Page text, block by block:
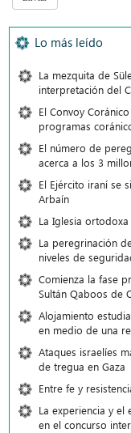
Lo más leído
La mezquita de
interpretación del
El Convoy
programas
El número de
acerca a los 3
El Ejército iraní se
Arbaín
La Iglesia
La peregrinación
niveles de
Comienza la fase
Sultán Qaboos de
Alojamiento
en medio de una
Ataques israelíes
de tregua en Gaza
Entre fe y
La experiencia y
en el concurso